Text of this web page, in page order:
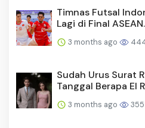
Timnas Futsal
Lagi di Final
3 months ago
Sudah Urus Surat
Tanggal Berapa El
3 months ago 355